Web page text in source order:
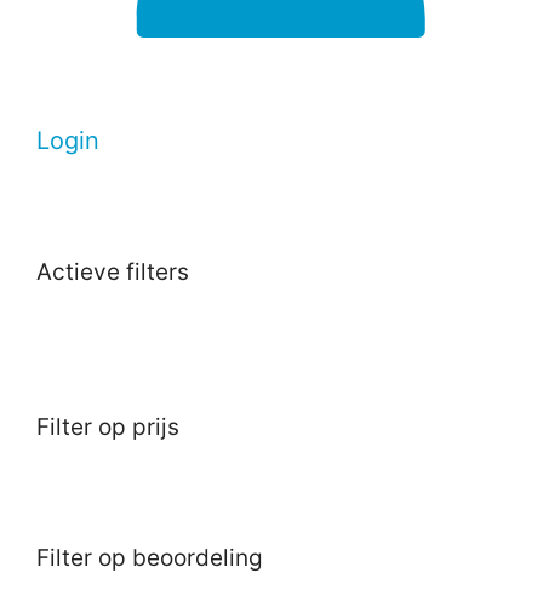
Login
Actieve filters
Filter op prijs
Filter op beoordeling